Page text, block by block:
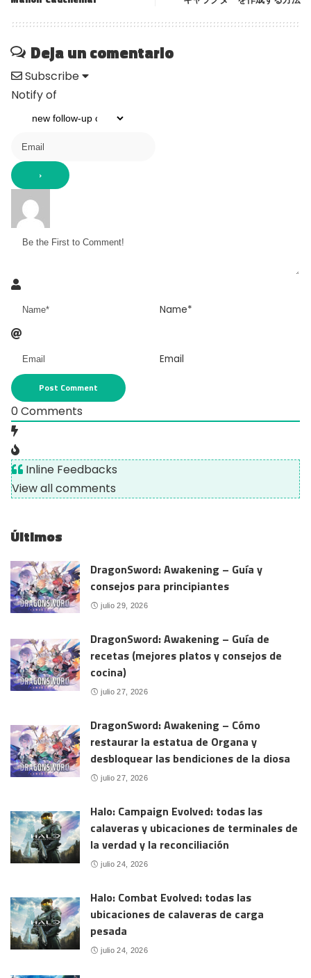
Deja un comentario
Subscribe
Notify of
Name*
Email
0Comments
Inline Feedbacks
View all comments
Últimos
DragonSword: Awakening – Guía y
consejos para principiantes
julio 29, 2026
DragonSword: Awakening – Guía de
recetas (mejores platos y consejos de
cocina)
julio 27, 2026
DragonSword: Awakening – Cómo
restaurar la estatua de Organa y
desbloquear las bendiciones de la diosa
julio 27, 2026
Halo: Campaign Evolved: todas las
calaveras y ubicaciones de terminales de
la verdad y la reconciliación
julio 24, 2026
Halo: Combat Evolved: todas las
ubicaciones de calaveras de carga
pesada
julio 24, 2026